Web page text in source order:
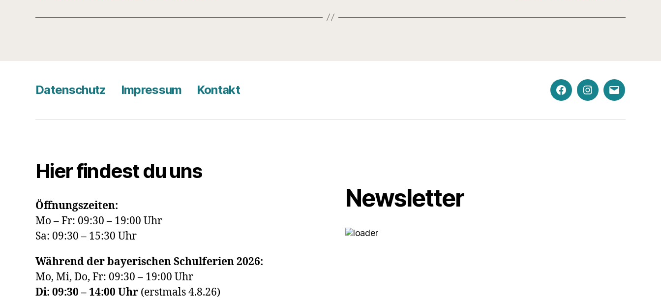
Datenschutz Impressum Kontakt FacebookInstagram
E-
Hier findest du uns
Öffnungszeiten:
Mo – Fr: 09:30 – 19:00 Uhr
Sa: 09:30 – 15:30 Uhr
Während der bayerischen Schulferien 2026:
Mo, Mi, Do, Fr: 09:30 – 19:00 Uhr
Di: 09:30 – 14:00 Uhr (erstmals 4.8.26)
Newsletter